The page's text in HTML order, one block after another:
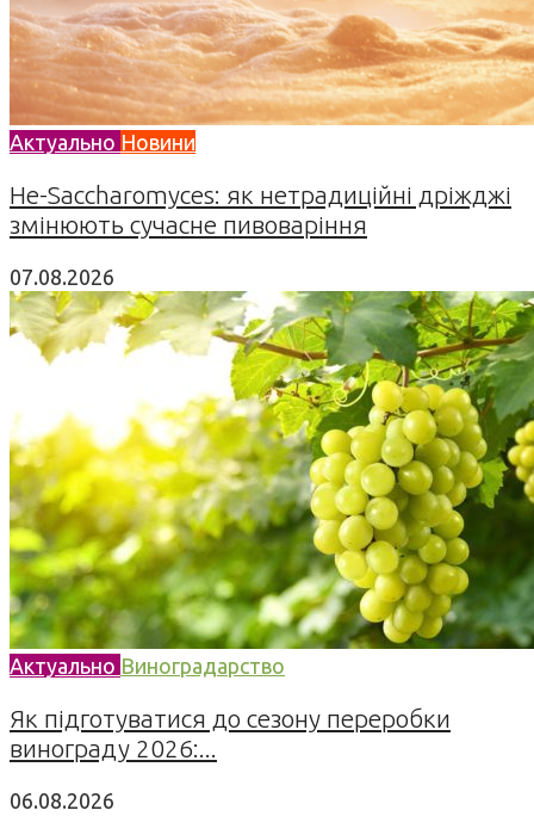
Актуально Новини
Не-Saccharomyces: як нетрадиційні дріжджі
змінюють сучасне пивоваріння
07.08.2026
Актуально Виноградарство
Як підготуватися до сезону переробки
винограду 2026:...
06.08.2026